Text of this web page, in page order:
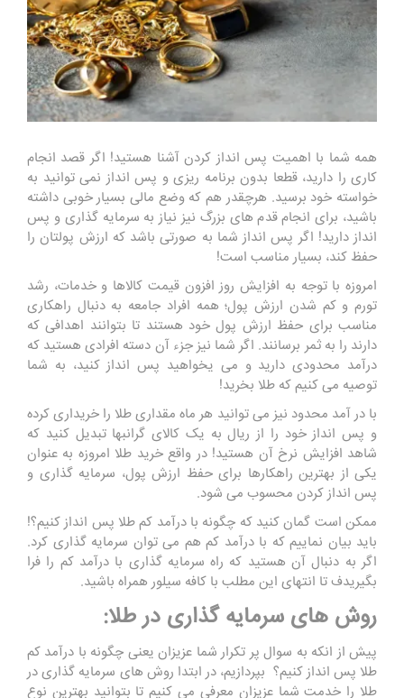
همه شما با اهمیت پس انداز کردن آشنا هستید! اگر قصد انجام
کاری را دارید، قطعا بدون برنامه ریزی و پس انداز نمی توانید به
خواسته خود برسید. هرچقدر هم که وضع مالی بسیار خوبی داشته
باشید، برای انجام قدم های بزرگ نیز نیاز به سرمایه گذاری و پس
انداز دارید! اگر پس انداز شما به صورتی باشد که ارزش پولتان را
حفظ کند، بسیار مناسب است!
امروزه با توجه به افزایش روز افزون قیمت کالاها و خدمات، رشد
تورم و کم شدن ارزش پول؛ همه افراد جامعه به دنبال راهکاری
مناسب برای حفظ ارزش پول خود هستند تا بتوانند اهدافی که
دارند را به ثمر برسانند. اگر شما نیز جزء آن دسته افرادی هستید که
درآمد محدودی دارید و می یخواهید پس انداز کنید، به شما
توصیه می کنیم که طلا بخرید!
با در آمد محدود نیز می توانید هر ماه مقداری طلا را خریداری کرده
و پس انداز خود را از ریال به یک کالای گرانبها تبدیل کنید که
شاهد افزایش نرخ آن هستید! در واقع خرید طلا امروزه به عنوان
یکی از بهترین راهکارها برای حفظ ارزش پول، سرمایه گذاری و
پس انداز کردن محسوب می شود.
ممکن است گمان کنید که چگونه با درآمد کم طلا پس‌ انداز کنیم؟!
باید بیان نماییم که با درآمد کم هم می توان سرمایه گذاری کرد.
اگر به دنبال آن هستید که راه سرمایه گذاری با درآمد کم را فرا
بگیریدف تا انتهای این مطلب با کافه سیلور همراه باشید.
روش های سرمایه گذاری در طلا:
پیش از انکه به سوال پر تکرار شما عزیزان یعنی چگونه با درآمد کم
طلا پس‌ انداز کنیم؟ بپردازیم، در ابتدا روش های سرمایه گذاری در
طلا را خدمت شما عزیزان معرفی می کنیم تا بتوانید بهترین نوع